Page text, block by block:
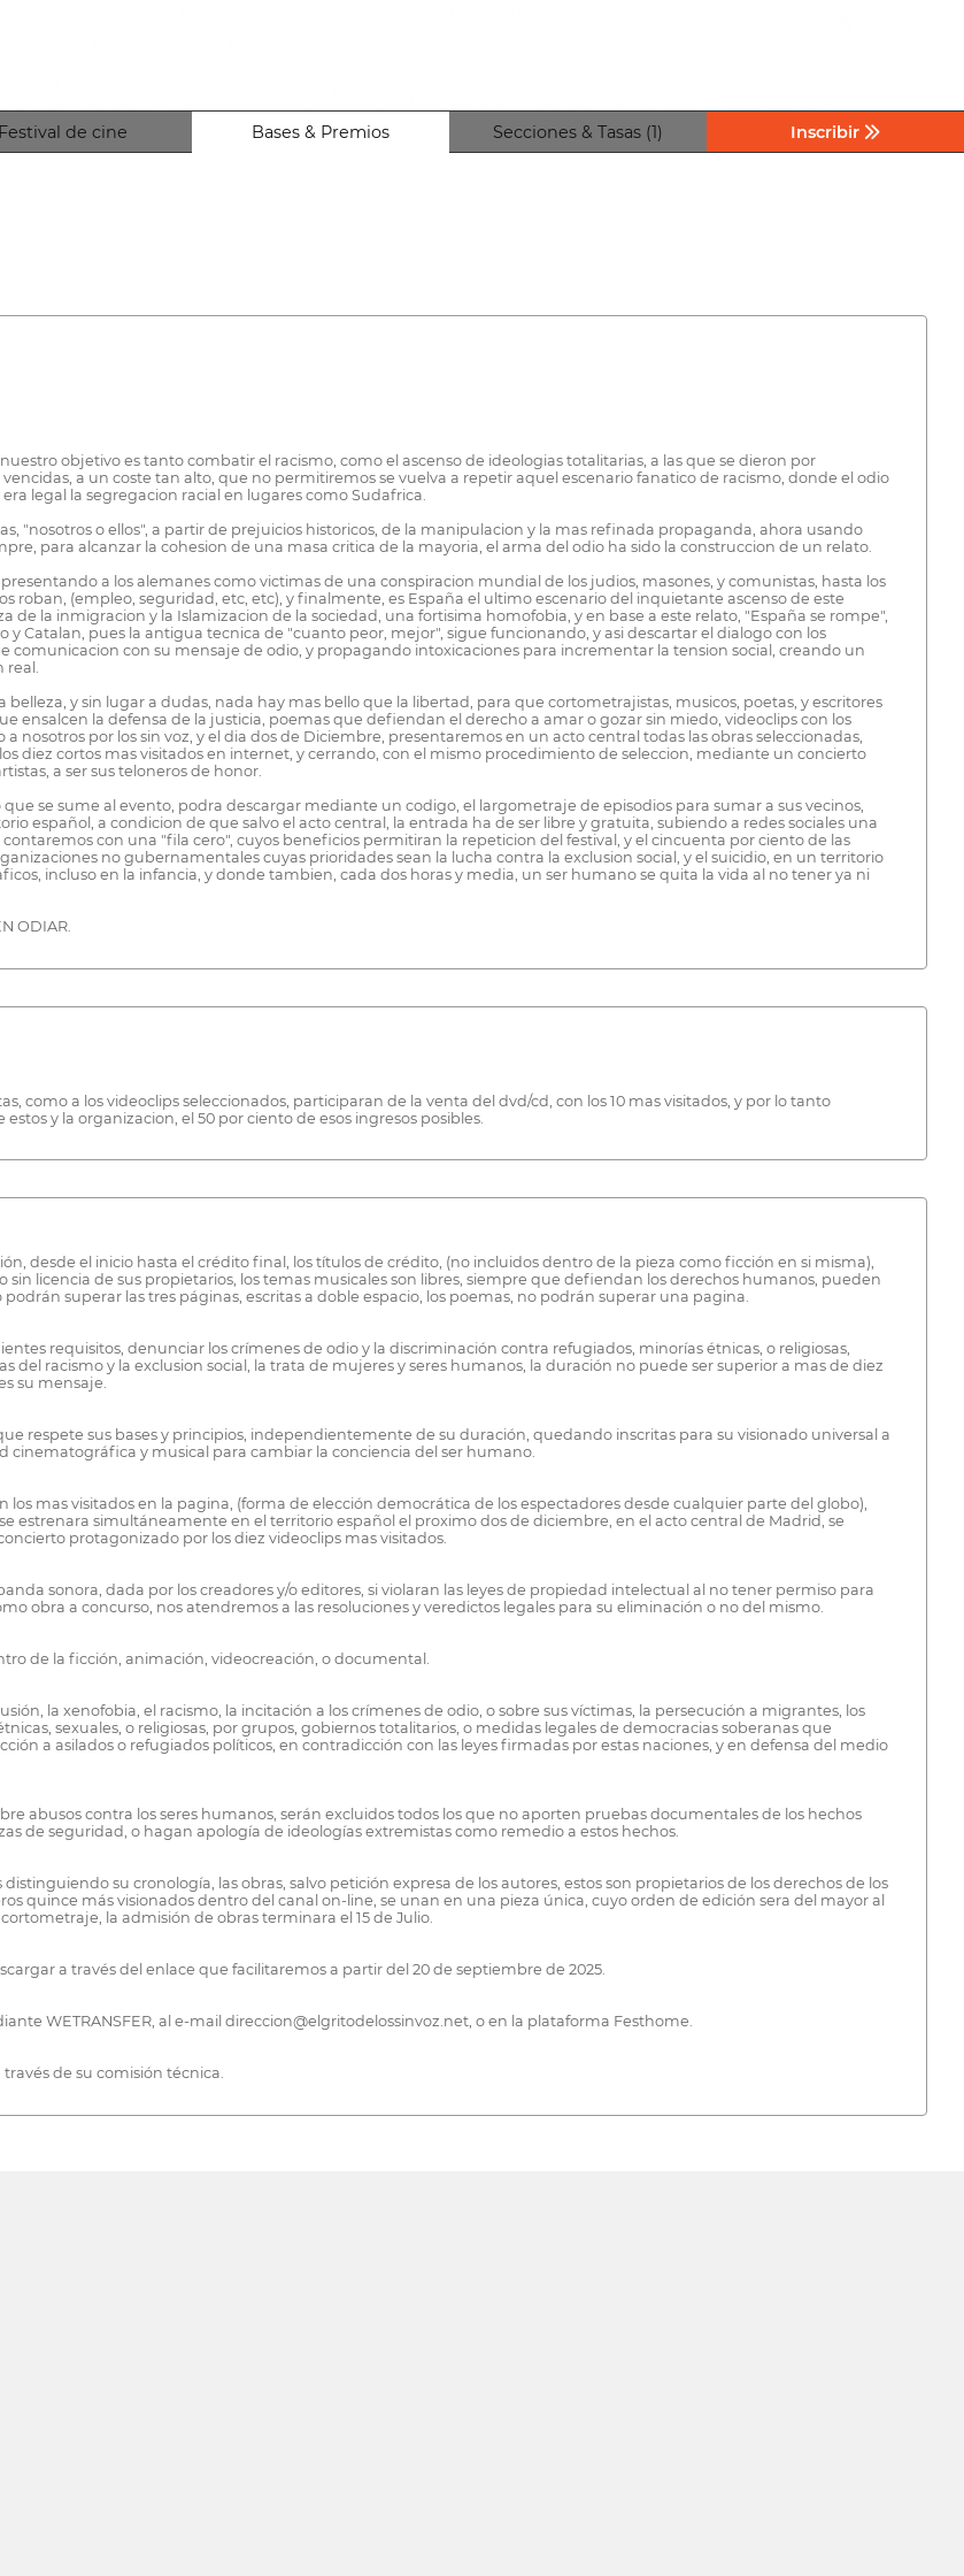
Festival de cine Bases & Premios Secciones & Tasas (1) Inscribir
objetivo es tanto combatir el racismo, como el ascenso de ideologias totalitarias, a las que se dieron por
a un coste tan alto, que no permitiremos se vuelva a repetir aquel escenario fanatico de racismo, donde el odio
legal la segregacion racial en lugares como Sudafrica.
"nosotros o ellos", a partir de prejuicios historicos, de la manipulacion y la mas refinada propaganda, ahora usando
para alcanzar la cohesion de una masa critica de la mayoria, el arma del odio ha sido la construccion de un relato.
a los alemanes como victimas de una conspiracion mundial de los judios, masones, y comunistas, hasta los
roban, (empleo, seguridad, etc, etc), y finalmente, es España el ultimo escenario del inquietante ascenso de este
de la inmigracion y la Islamizacion de la sociedad, una fortisima homofobia, y en base a este relato, "España se rompe",
Catalan, pues la antigua tecnica de "cuanto peor, mejor", sigue funcionando, y asi descartar el dialogo con los
comunicacion con su mensaje de odio, y propagando intoxicaciones para incrementar la tension social, creando un
real.
y sin lugar a dudas, nada hay mas bello que la libertad, para que cortometrajistas, musicos, poetas, y escritores
ensalcen la defensa de la justicia, poemas que defiendan el derecho a amar o gozar sin miedo, videoclips con los
por los sin voz, y el dia dos de Diciembre, presentaremos en un acto central todas las obras seleccionadas,
diez cortos mas visitados en internet, y cerrando, con el mismo procedimiento de seleccion, mediante un concierto
a ser sus teloneros de honor.
se sume al evento, podra descargar mediante un codigo, el largometraje de episodios para sumar a sus vecinos,
español, a condicion de que salvo el acto central, la entrada ha de ser libre y gratuita, subiendo a redes sociales una
con una "fila cero", cuyos beneficios permitiran la repeticion del festival, y el cincuenta por ciento de las
no gubernamentales cuyas prioridades sean la lucha contra la exclusion social, y el suicidio, en un territorio
incluso en la infancia, y donde tambien, cada dos horas y media, un ser humano se quita la vida al no tener ya ni
ODIAR.
como a los videoclips seleccionados, participaran de la venta del dvd/cd, con los 10 mas visitados, y por lo tanto
y la organizacion, el 50 por ciento de esos ingresos posibles.
desde el inicio hasta el crédito final, los títulos de crédito, (no incluidos dentro de la pieza como ficción en si misma),
licencia de sus propietarios, los temas musicales son libres, siempre que defiendan los derechos humanos, pueden
superar las tres páginas, escritas a doble espacio, los poemas, no podrán superar una pagina.
requisitos, denunciar los crímenes de odio y la discriminación contra refugiados, minorías étnicas, o religiosas,
del racismo y la exclusion social, la trata de mujeres y seres humanos, la duración no puede ser superior a mas de diez
su mensaje.
respete sus bases y principios, independientemente de su duración, quedando inscritas para su visionado universal a
cinematográfica y musical para cambiar la conciencia del ser humano.
los mas visitados en la pagina, (forma de elección democrática de los espectadores desde cualquier parte del globo),
estrenara simultáneamente en el territorio español el proximo dos de diciembre, en el acto central de Madrid, se
protagonizado por los diez videoclips mas visitados.
sonora, dada por los creadores y/o editores, si violaran las leyes de propiedad intelectual al no tener permiso para
obra a concurso, nos atendremos a las resoluciones y veredictos legales para su eliminación o no del mismo.
de la ficción, animación, videocreación, o documental.
la xenofobia, el racismo, la incitación a los crímenes de odio, o sobre sus víctimas, la persecución a migrantes, los
sexuales, o religiosas, por grupos, gobiernos totalitarios, o medidas legales de democracias soberanas que
a asilados o refugiados políticos, en contradicción con las leyes firmadas por estas naciones, y en defensa del medio
abusos contra los seres humanos, serán excluidos todos los que no aporten pruebas documentales de los hechos
de seguridad, o hagan apología de ideologías extremistas como remedio a estos hechos.
su cronología, las obras, salvo petición expresa de los autores, estos son propietarios de los derechos de los
quince más visionados dentro del canal on-line, se unan en una pieza única, cuyo orden de edición sera del mayor al
la admisión de obras terminara el 15 de Julio.
a través del enlace que facilitaremos a partir del 20 de septiembre de 2025.
WETRANSFER, al e-mail direccion@elgritodelossinvoz.net, o en la plataforma Festhome.
de su comisión técnica.